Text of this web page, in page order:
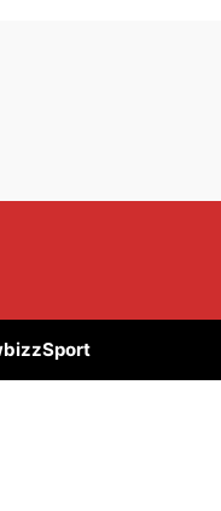
Sport